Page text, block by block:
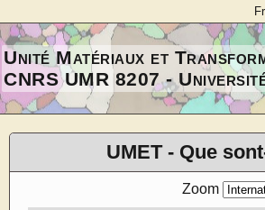
Unité Matériaux et
CNRS UMR 8207 -
UMET - Que
Zoom